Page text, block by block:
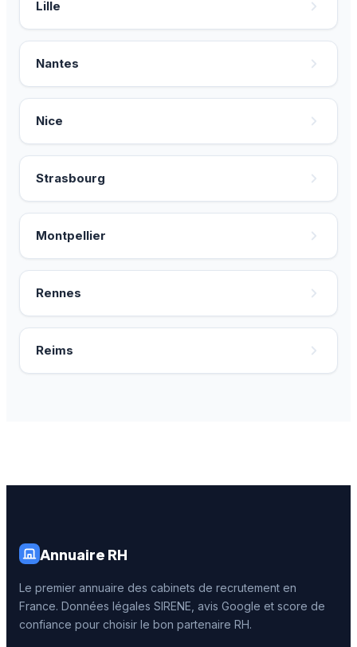
Lille
Nantes
Nice
Strasbourg
Montpellier
Rennes
Reims
Annuaire RH
Le premier annuaire des cabinets de recrutement en
France. Données légales SIRENE, avis Google et score de
confiance pour choisir le bon partenaire RH.